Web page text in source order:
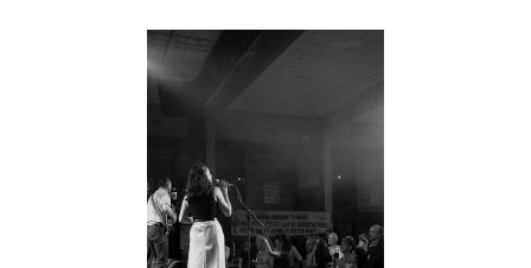
S'INSCRIRE À LA NEWSLETTER
FACEBOOKINSTAGRAM